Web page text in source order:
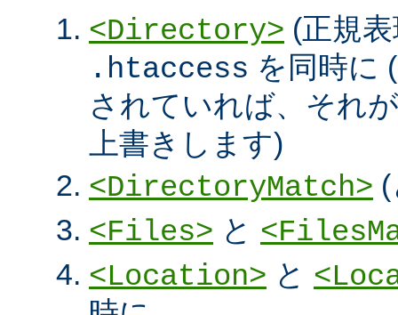
<Directory> (正規
.htaccess を同時に (
されていれば、それ
上書きします)
<DirectoryMatch>
<Files> と
<Location> と